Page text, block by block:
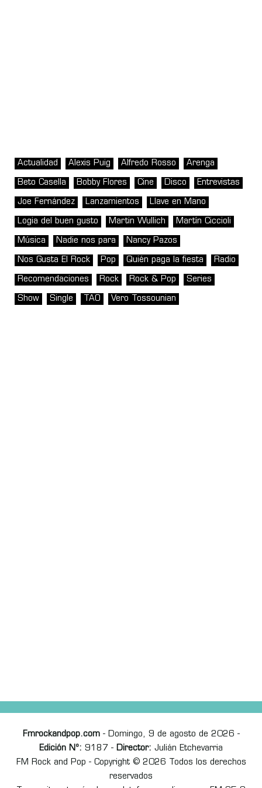
Actualidad Alexis Puig Alfredo Rosso Arenga
Beto Casella Bobby Flores Cine Disco Entrevistas
Joe Fernández Lanzamientos Llave en Mano
Logia del buen gusto Martin Wullich Martín Ciccioli
Música Nadie nos para Nancy Pazos
Nos Gusta El Rock Pop Quién paga la fiesta Radio
Recomendaciones Rock Rock & Pop Series
Show Single TAO Vero Tossounian
Fmrockandpop.com- Domingo, 9 de agosto de 2026 -
Edición Nº: 9187 - Director: Julián Etchevarria
FM Rock and Pop - Copyright © 2026 Todos los derechos
reservados